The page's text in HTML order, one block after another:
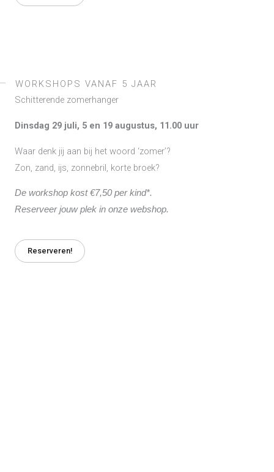
WORKSHOPS VANAF 5 JAAR
Schitterende zomerhanger
Dinsdag 29 juli, 5 en 19 augustus, 11.00 uur
Waar denk jij aan bij het woord ‘zomer’?
Zon, zand, ijs, zonnebril, korte broek?
De workshop kost €7,50 per kind*.
Reserveer jouw plek in onze webshop.
Reserveren!